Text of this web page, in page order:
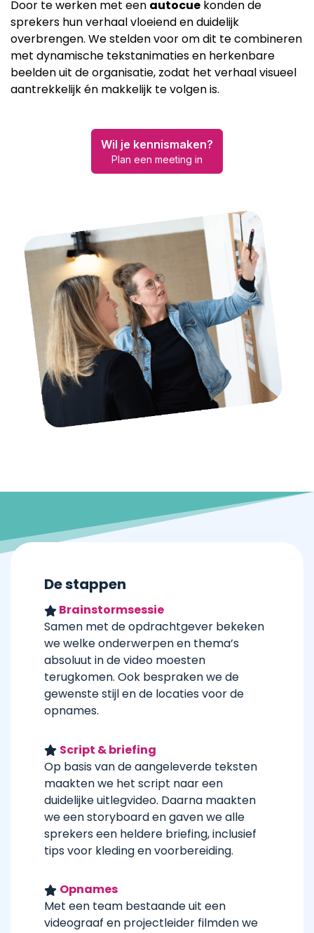
Door te werken met een autocue konden de
sprekers hun verhaal vloeiend en duidelijk
overbrengen. We stelden voor om dit te combineren
met dynamische tekstanimaties en herkenbare
beelden uit de organisatie, zodat het verhaal visueel
aantrekkelijk én makkelijk te volgen is.
Wil je kennismaken?
Plan een meeting in
De stappen
Brainstormsessie
Samen met de opdrachtgever bekeken
we welke onderwerpen en thema’s
absoluut in de video moesten
terugkomen. Ook bespraken we de
gewenste stijl en de locaties voor de
opnames.
Script & briefing
Op basis van de aangeleverde teksten
maakten we het script naar een
duidelijke uitlegvideo. Daarna maakten
we een storyboard en gaven we alle
sprekers een heldere briefing, inclusief
tips voor kleding en voorbereiding.
Opnames
Met een team bestaande uit een
videograaf en projectleider filmden we